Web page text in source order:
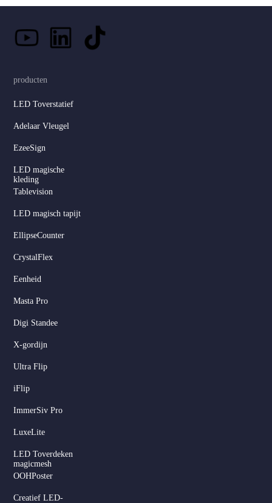
producten
LED Toverstatief
Adelaar Vleugel
EzeeSign
LED magische
kleding
Tablevision
LED magisch tapijt
EllipseCounter
CrystalFlex
Eenheid
Masta Pro
Digi Standee
X-gordijn
Ultra Flip
iFlip
ImmerSiv Pro
LuxeLite
LED Toverdeken
magicmesh
OOHPoster
Creatief LED-